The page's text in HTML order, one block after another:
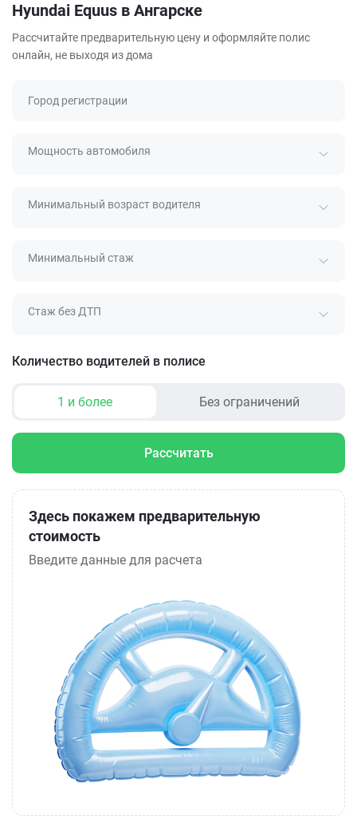
Hyundai Equus в Ангарске
Рассчитайте предварительную цену и оформляйте полис
онлайн, не выходя из дома
Город регистрации
Мощность автомобиля
Минимальный возраст водителя
Минимальный стаж
Стаж без ДТП
Количество водителей в полисе
1 и более Без ограничений
Рассчитать
Здесь покажем предварительную
стоимость
Введите данные для расчета